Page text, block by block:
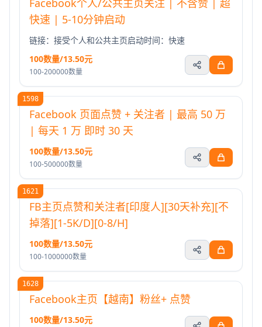
Facebook个人/公共主页关注 | 不含赞 | 超
快速 | 5-10分钟启动
链接：接受个人和公共主页启动时间：快速
100数量/13.50元
100-200000数量
1598
Facebook 页面点赞 + 关注者 | 最高 50 万
| 每天 1 万 即时 30 天
100数量/13.50元
100-500000数量
1621
FB主页点赞和关注者[印度人][30天补充][不
掉落][1-5K/D][0-8/H]
100数量/13.50元
100-1000000数量
1628
Facebook主页【越南】粉丝+ 点赞
100数量/13.50元